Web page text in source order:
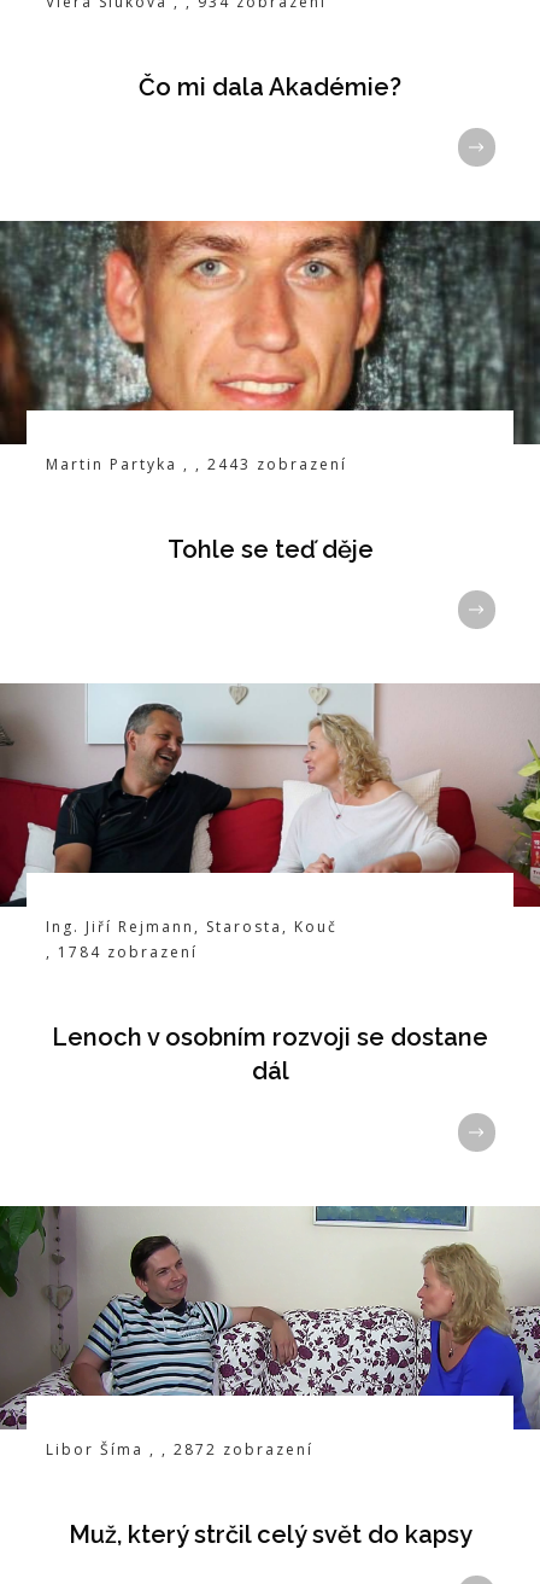
Čo mi dala Akadémie?
Martin Partyka , ,2443 zobrazení
Tohle se teď děje
Ing. Jiří Rejmann, Starosta, Kouč
, 1784 zobrazení
Lenoch v osobním rozvoji se dostane
dál
Libor Šíma , ,2872 zobrazení
Muž, který strčil celý svět do kapsy